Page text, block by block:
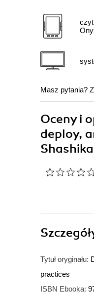
Masz pytania?
Oceny i
deploy,
Tytuł oryginału:
practices
ISBN Ebooka: